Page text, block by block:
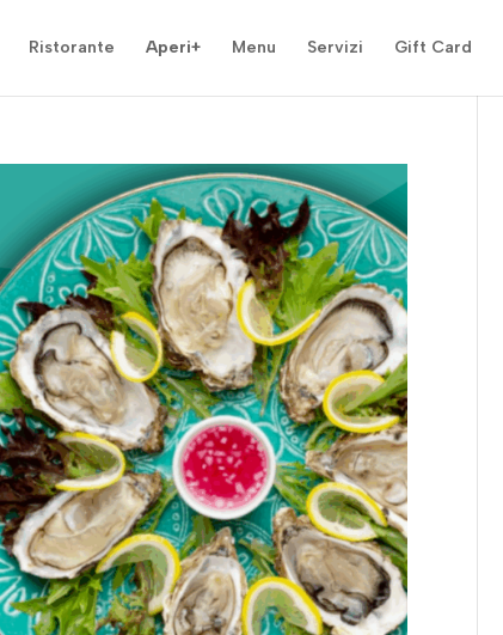
Ristorante Aperi+ Menu Servizi Gift Card